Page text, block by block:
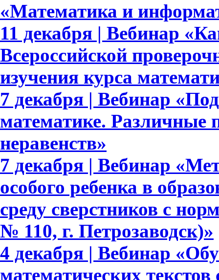
«Математика и
11 декабря | Вебинар
Всероссийской
изучения курса
7 декабря | Вебинар
математике. Различные
неравенств»
7 декабря | Вебинар
особого ребенка в
среду сверстников с
№ 110, г. Петрозаводск)»
4 декабря | Вебинар
математических